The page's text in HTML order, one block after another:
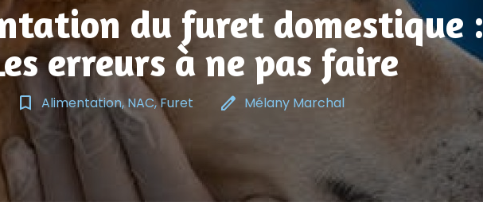
du furet domestique :
erreurs à ne pas faire
bookmark_border Alimentation, NAC, Furet edit Mélany Marchal